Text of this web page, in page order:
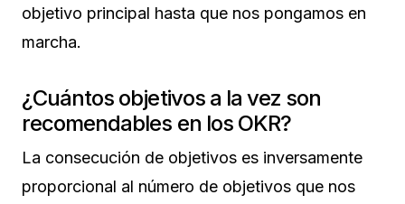
objetivo principal hasta que nos pongamos en
marcha.
¿Cuántos objetivos a la vez son
recomendables en los OKR?
La consecución de objetivos es inversamente
proporcional al número de objetivos que nos